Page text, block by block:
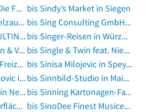
Sind Durch Die Folgenden in Insingen bis Sindy’s Market in Siegen
Sindy's Nagelzauber in Vacha
bis Sing Consulting GmbH in Bergkirchen, Kreis Dachau
SING CONSULTING GmbH in München
bis Singer-Reisen in Würzburg
Singer Reisen & Versicherungen Portwein Shop und Meer in Hamburg
bis Single & Twin feat. Niemeyer Michael Beckmann Jörg Niemeyer in Hamburg
Single- und Freizeitclub Julie GmbH in Lutherstadt Eisleben
bis Sinisa Milojevic in Speyer
Sinisa Oreskovic in Nürnberg, Mittelfranken
bis Sinnbild-Studio in Mainz am Rhein
sinnbildlich in Nesselwang
bis Sinning Kartonagen-Fabrikations GmbH in Großalmerode
Sinning Oberflächentechnik Sandstrahlarbeiten in Essen, Ruhr
bis SinoDee Finest Musicentertainment in Untersiemau